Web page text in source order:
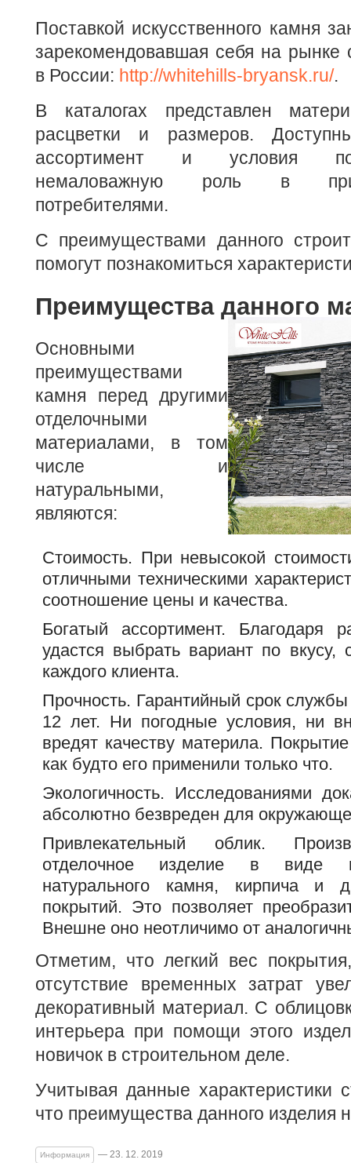
Поставкой искусственного камня
зарекомендовавшая себя на рынке
в России: http://whitehills-bryansk.ru/.
В каталогах представлен
расцветки и размеров.
ассортимент и условия
немаловажную роль в
потребителями.
С преимуществами данного
помогут познакомиться
Преимущества данного
Основными
преимуществами
камня перед другими
отделочными
материалами, в том
числе и
натуральными,
являются:
Стоимость. При невысокой
отличными техническими
соотношение цены и качества.
Богатый ассортимент. Благодаря
удастся выбрать вариант по вкусу,
каждого клиента.
Прочность. Гарантийный срок службы
12 лет. Ни погодные условия, ни
вредят качеству материла.
как будто его применили только что.
Экологичность. Исследованиями
абсолютно безвреден для
Привлекательный облик.
отделочное изделие в виде
натурального камня, кирпича и
покрытий. Это позволяет
Внешне оно неотличимо от
Отметим, что легкий вес
отсутствие временных затрат
декоративный материал. С
интерьера при помощи этого
новичок в строительном деле.
Учитывая данные характеристики
что преимущества данного изделия
Информация — 23. 12. 2019